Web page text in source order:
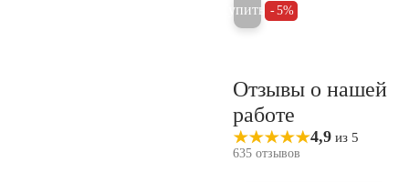
Купить 5%
Отзывы о нашей
работе
4,9 из 5
635 отзывов